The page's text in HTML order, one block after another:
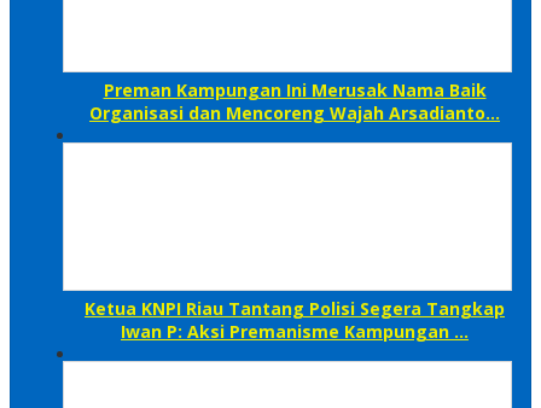
Preman Kampungan Ini Merusak Nama Baik
Organisasi dan Mencoreng Wajah Arsadianto…
Ketua KNPI Riau Tantang Polisi Segera Tangkap
Iwan P: Aksi Premanisme Kampungan …